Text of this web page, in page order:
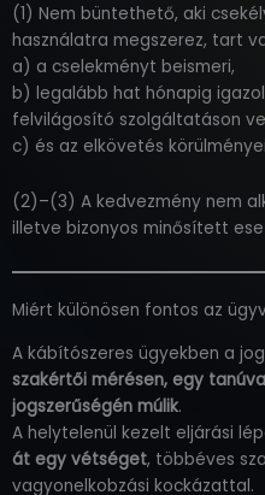
(1) Nem büntethető, aki
használatra megszerez, tart
a) a cselekményt beismeri,
b) legalább hat hónapig
felvilágosító szolgáltatáson
c) és az elkövetés
(2)–(3) A kedvezmény nem
illetve bizonyos minősített
Miért különösen fontos az
A kábítószeres ügyekben a
szakértői mérésen, egy
jogszerűségén múlik.
A helytelenül kezelt eljárási
át egy vétséget, többéves
vagyonelkobzási kockázattal.